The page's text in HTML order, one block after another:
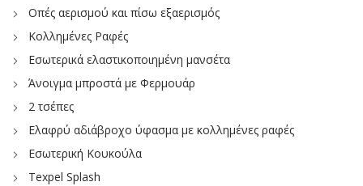
Οπές αερισμού και πίσω εξαερισμός
Κολλημένες Ραφές
Εσωτερικά ελαστικοποιημένη μανσέτα
Άνοιγμα μπροστά με Φερμουάρ
2 τσέπες
Ελαφρύ αδιάβροχο ύφασμα με κολλημένες ραφές
Εσωτερική Κουκούλα
Texpel Splash